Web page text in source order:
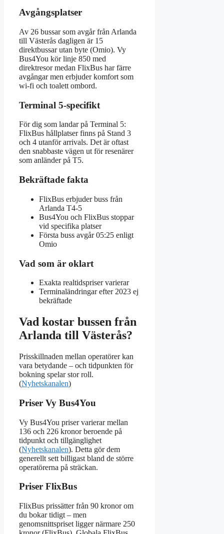
Avgångsplatser
Av 26 bussar som avgår från Arlanda
till Västerås dagligen är 15
direktbussar utan byte (Omio). Vy
Bus4You kör linje 850 med
direktresor medan FlixBus har färre
avgångar men erbjuder komfort som
wi-fi och toalett ombord.
Terminal 5-specifikt
För dig som landar på Terminal 5:
FlixBus hållplatser finns på Stand 3
och 4 utanför arrivals. Det är oftast
den snabbaste vägen ut för resenärer
som anländer på T5.
Bekräftade fakta
FlixBus erbjuder buss från
Arlanda T4-5
Bus4You och FlixBus stoppar
vid specifika platser
Första buss avgår 05:25 enligt
Omio
Vad som är oklart
Exakta realtidspriser varierar
Terminaländringar efter 2023 ej
bekräftade
Vad kostar bussen från
Arlanda till Västerås?
Prisskillnaden mellan operatörer kan
vara betydande – och tidpunkten för
bokning spelar stor roll.
(Nyhetskanalen)
Priser Vy Bus4You
Vy Bus4You priser varierar mellan
136 och 226 kronor beroende på
tidpunkt och tillgänglighet
(Nyhetskanalen). Detta gör dem
generellt sett billigast bland de större
operatörerna på sträckan.
Priser FlixBus
FlixBus prissätter från 90 kronor om
du bokar tidigt – men
genomsnittspriset ligger närmare 250